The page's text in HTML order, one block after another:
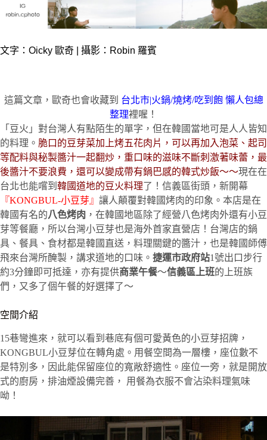
文字：Oicky 歐奇 | 攝影：Robin 羅賓
這篇文章，歐奇也會收藏到 台北市|火鍋/燒烤/吃到飽 懶人包總
整理裡喔！
「豆火」對台灣人有點陌生的單字，但在韓國當地可是人人皆知
的料理。 脆口的豆芽菜加上烤五花肉片，可以再加入泡菜、起司
等配料與秘製醬汁一起翻炒，重口味的滋味不斷刺激著味蕾，最
後醬汁不要浪費，還可以變成帶有鍋巴感的韓式炒飯～～現在在
台北也能嚐到 韓國道地的豆火料理了！信義區街頭，新開幕
『KONGBUL-小豆芽』 讓人顛覆對韓國烤肉的印象。本店是在
韓國有名的八色烤肉 ，在韓國地區除了經營八色烤肉外還有小豆
芽等餐廳，所以台灣小豆芽也是海外首家直營店！台灣店的鍋
具、餐具、食材都是韓國直送，料理關鍵的醬汁，也是韓國師傅
飛來台灣所醃製，講求道地的口味。 捷運市政府站1號出口步行
約3分鐘即可抵達，亦有提供商業午餐～信義區上班的上班族
們，又多了個午餐的好選擇了～
空間介紹
15巷彎進來，就可以看到巷底有個可愛黃色的小豆芽招牌，
KONGBUL小豆芽位在轉角處。用餐空間為一層樓，座位數不
是特別多，因此能保留座位的寬敞舒適性。座位一旁，就是開放
式的廚房，排油煙設備完善， 用餐為衣服不會沾染料理氣味
呦！